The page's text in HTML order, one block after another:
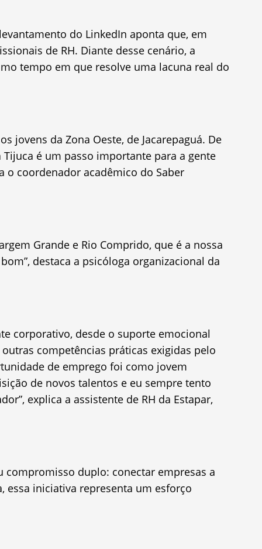
do LinkedIn aponta que, em
de RH. Diante desse cenário, a
tempo em que resolve uma lacuna real do
jovens da Zona Oeste, de Jacarepaguá. De
é um passo importante para a gente
coordenador acadêmico do Saber
Grande e Rio Comprido, que é a nossa
destaca a psicóloga organizacional da
corporativo, desde o suporte emocional
competências práticas exigidas pelo
de emprego foi como jovem
de novos talentos e eu sempre tento
explica a assistente de RH da Estapar,
compromisso duplo: conectar empresas a
essa iniciativa representa um esforço